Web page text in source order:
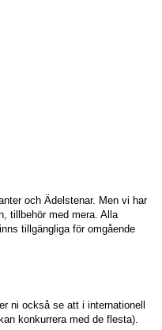
och Ädelstenar. Men vi har
tillbehör med mera. Alla
tillgängliga för omgående
ni också se att i internationell
konkurrera med de flesta).